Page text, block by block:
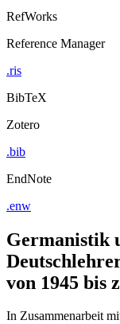
RefWorks
Reference Manager
.ris
BibTeX
Zotero
.bib
EndNote
.enw
Germanistik
von 1945 bis
In Zusammenarbeit